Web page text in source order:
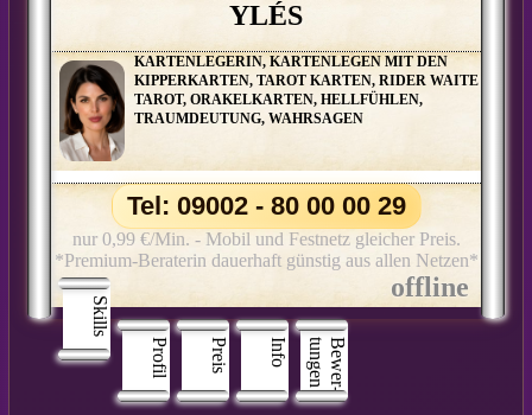
YLÉS
KARTENLEGERIN, KARTENLEGEN MIT DEN
KIPPERKARTEN, TAROT KARTEN, RIDER WAITE
TAROT, ORAKELKARTEN, HELLFÜHLEN,
TRAUMDEUTUNG, WAHRSAGEN
Skills
Profil
Preis Info B
e
w
e
r
­
t
u
n
g
e
n
Tel: 09002 - 80 00 00 29
nur 0,99 €/Min. - Mobil und Festnetz gleicher Preis.
*Premium-Beraterin dauerhaft günstig aus allen Netzen*